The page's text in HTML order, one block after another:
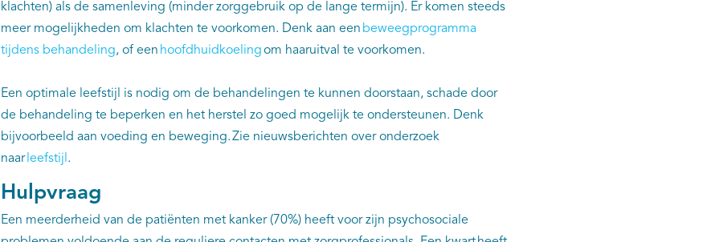
klachten) als de samenleving (minder zorggebruik op de lange termijn). Er komen steeds
meer mogelijkheden om klachten te voorkomen. Denk aan een beweegprogramma
tijdens behandeling, of een hoofdhuidkoelingom haaruitval te voorkomen.
Een optimale leefstijl is nodig om de behandelingen te kunnen doorstaan, schade door
de behandeling te beperken en het herstel zo goed mogelijk te ondersteunen. Denk
bijvoorbeeld aan voeding en beweging. Zie nieuwsberichten over onderzoek
naar leefstijl .
Hulpvraag
Een meerderheid van de patiënten met kanker (70%) heeft voor zijn psychosociale